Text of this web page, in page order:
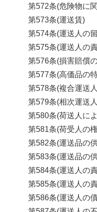
第572条(危険物に
第573条(運送賃)
第574条(運送人の
第575条(運送人の
第576条(損害賠償
第577条(高価品の
第578条(複合運送
第579条(相次運送
第580条(荷送人に
第581条(荷受人の
第582条(運送品の
第583条(運送品の
第584条(運送人の
第585条(運送人の
第586条(運送人の